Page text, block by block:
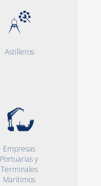
Astilleros
Empresas
Portuarias y
Terminales
Marítimos